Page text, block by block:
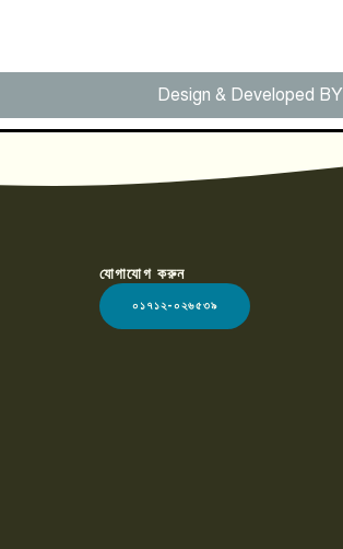
Design & Developed BY
যোগাযোগ করুন
০১৭১২-০২৬৫৩৯